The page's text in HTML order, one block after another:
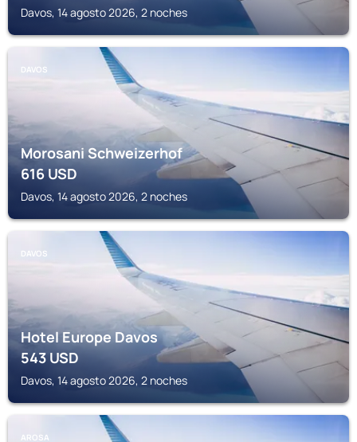
Davos, 14 agosto 2026, 2 noches
DAVOS
Morosani Schweizerhof
616USD
Davos, 14 agosto 2026, 2 noches
DAVOS
Hotel Europe Davos
543USD
Davos, 14 agosto 2026, 2 noches
AROSA